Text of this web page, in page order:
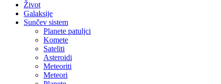
Život
Galaksije
Sunčev sistem
Planete patuljci
Komete
Sateliti
Asteroidi
Meteoriti
Meteori